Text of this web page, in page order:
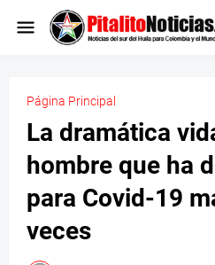
Página Principal
La dramática
hombre que ha
para Covid-19
veces